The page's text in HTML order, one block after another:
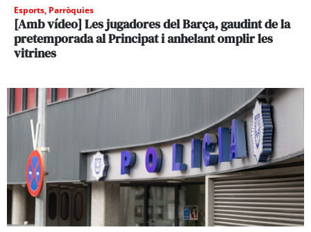
Esports, Parròquies
[Amb vídeo] Les jugadores del Barça, gaudint de la
pretemporada al Principat i anhelant omplir les
vitrines